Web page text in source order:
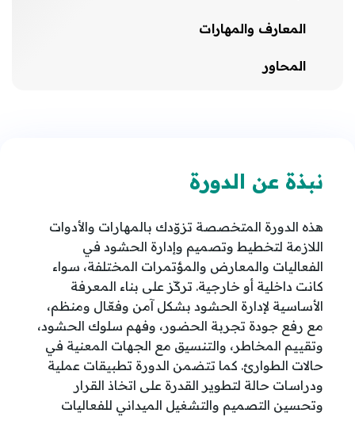
المعارف والمهارات
المحاور
نبذة عن الدورة
هذه الدورة المتخصصة تزوّدك بالمهارات والأدوات
اللازمة لتخطيط وتصميم وإدارة الحشود في
الفعاليات والمعارض والمؤتمرات المختلفة، سواء
كانت داخلية أو خارجية. تركّز على بناء المعرفة
الأساسية لإدارة الحشود بشكل آمن وفعّال ومنظم،
مع رفع جودة تجربة الحضور، وفهم سلوك الحشود،
وتقييم المخاطر، والتنسيق مع الجهات المعنية في
حالات الطوارئ. كما تتضمن الدورة تطبيقات عملية
ودراسات حالة لتطوير القدرة على اتخاذ القرار
وتحسين التصميم والتشغيل الميداني للفعاليات